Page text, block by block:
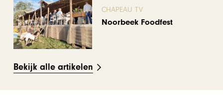
CHAPEAU TV
Noorbeek Foodfest
Bekijk alle artikelen